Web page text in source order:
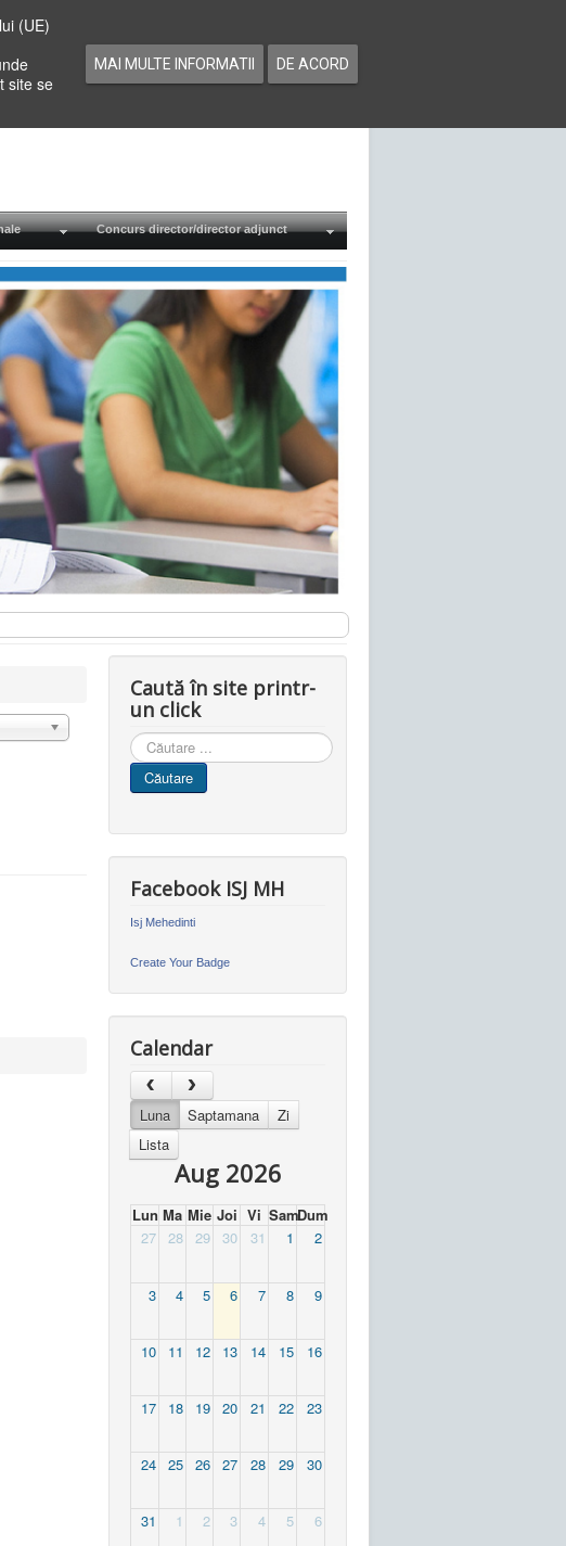
(UE)
site se
MAI MULTE INFORMATII DE ACORD
Concurs director/director adjunct
Caută în site printr-
un click
Cauta
in
site
Căutare
Facebook ISJ MH
Isj Mehedinti
Create Your Badge
Calendar
Luna Saptamana
Zi
Lista
Aug 2026
Lun Ma Mie Joi Vi SamDum
27
28 29 30 31 1 2
3 4 5 6 7 8 9
10 11 12 13 14 15 16
17 18 19 20 21 22 23
24 25 26 27 28 29 30
31 1 2 3 4 5 6